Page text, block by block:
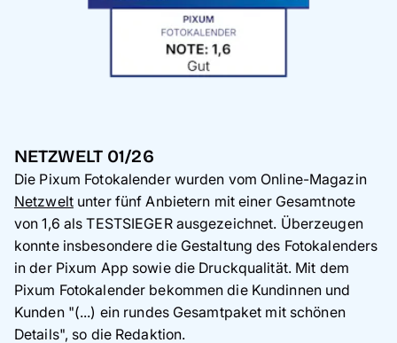
NETZWELT 01/26
Die Pixum Fotokalender wurden vom Online-Magazin
Netzweltunter fünf Anbietern mit einer Gesamtnote
von 1,6 als TESTSIEGER ausgezeichnet. Überzeugen
konnte insbesondere die Gestaltung des Fotokalenders
in der Pixum App sowie die Druckqualität. Mit dem
Pixum Fotokalender bekommen die Kundinnen und
Kunden "(...) ein rundes Gesamtpaket mit schönen
Details", so die Redaktion.